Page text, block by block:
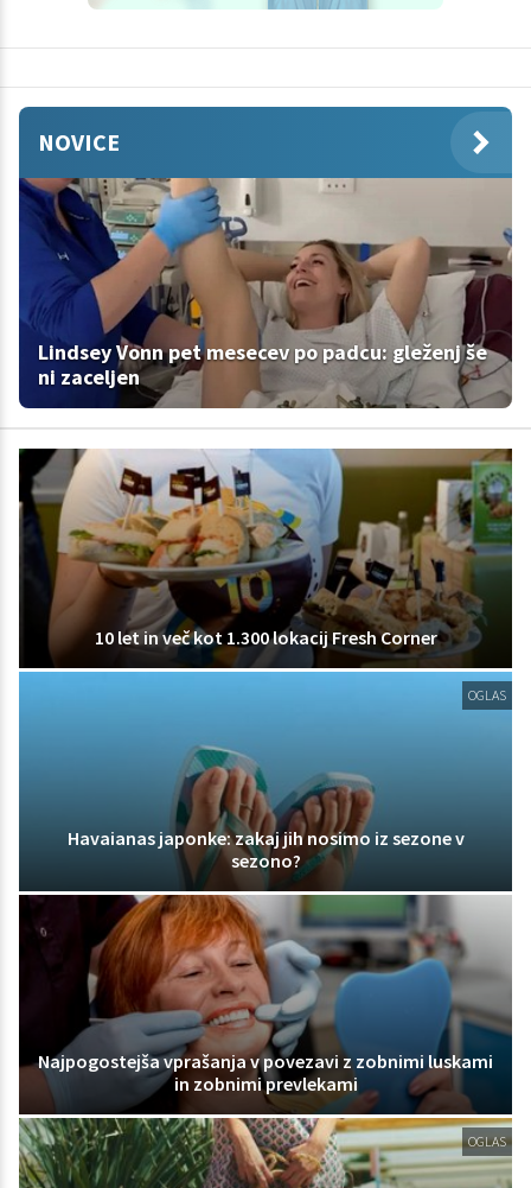
NOVICE
Lindsey Vonn pet mesecev po padcu: gleženj še
ni zaceljen
10 let in več kot 1.300 lokacij Fresh Corner
OGLAS
Havaianas japonke: zakaj jih nosimo iz sezone v
sezono?
Najpogostejša vprašanja v povezavi z zobnimi luskami
in zobnimi prevlekami
OGLAS